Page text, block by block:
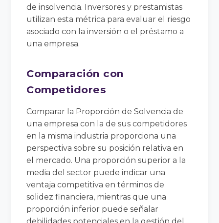
de insolvencia. Inversores y prestamistas
utilizan esta métrica para evaluar el riesgo
asociado con la inversión o el préstamo a
una empresa.
Comparación con
Competidores
Comparar la Proporción de Solvencia de
una empresa con la de sus competidores
en la misma industria proporciona una
perspectiva sobre su posición relativa en
el mercado. Una proporción superior a la
media del sector puede indicar una
ventaja competitiva en términos de
solidez financiera, mientras que una
proporción inferior puede señalar